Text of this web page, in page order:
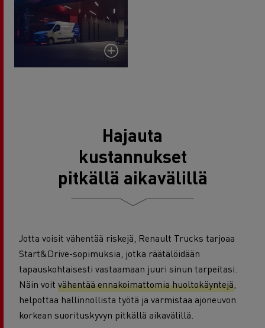
Hajauta
kustannukset
pitkällä aikavälillä
Jotta voisit vähentää riskejä, Renault Trucks tarjoaa
Start&Drive-sopimuksia, jotka räätälöidään
tapauskohtaisesti vastaamaan juuri sinun tarpeitasi.
Näin voit vähentää ennakoimattomia huoltokäyntejä
helpottaa hallinnollista työtä ja varmistaa ajoneuvon
korkean suorituskyvyn pitkällä aikavälillä.